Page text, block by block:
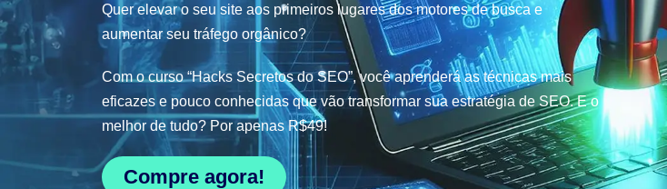
Quer elevar o seu site aos primeiros lugares dos motores de busca e
aumentar seu tráfego orgânico?
Com o curso “Hacks Secretos do SEO”, você aprenderá as técnicas mais
eficazes e pouco conhecidas que vão transformar sua estratégia de SEO. E o
melhor de tudo? Por apenas R$49!
Compre agora!